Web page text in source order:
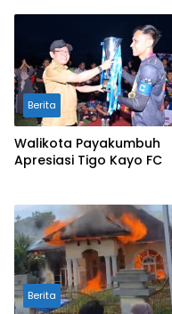
Berita
Walikota Payakumbuh
Apresiasi Tigo Kayo FC
Berita